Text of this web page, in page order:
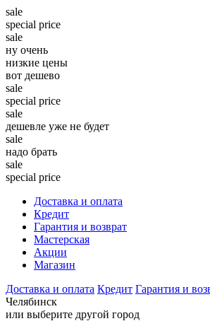
sale
special price
sale
ну очень
низкие цены
вот дешево
sale
special price
sale
дешевле уже не будет
sale
надо брать
sale
special price
Доставка и оплата
Кредит
Гарантия и возврат
Мастерская
Акции
Магазин
Доставка и оплата Кредит Гарантия и
Челябинск
или выберите другой город